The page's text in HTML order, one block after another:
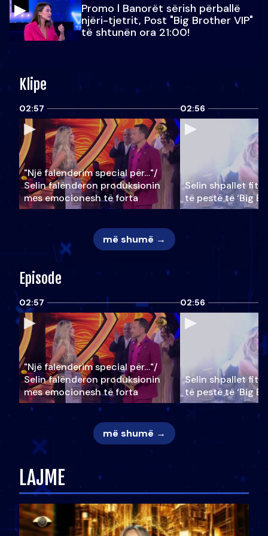
Promo l Banorët sërish përballë
njëri-tjetrit, Post "Big Brother VIP"
të shtunën ora 21:00!
Klipe
02:57
"Një falenderim special për…"/
Selin falënderon produksionin
mes emocionesh të forta
02:56
Selin shpallet
të pestë të ‘Big
më shumë →
Episode
02:57
"Një falenderim special për…"/
Selin falënderon produksionin
mes emocionesh të forta
02:56
Selin shpallet
të pestë të ‘Big
më shumë →
LAJME